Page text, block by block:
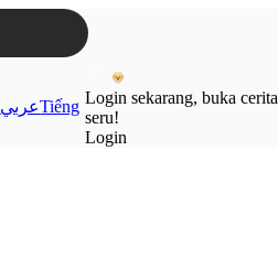
عربيTiếng Login sekarang, buka cerita
seru!
Login